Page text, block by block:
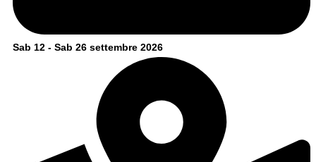
Sab 12 - Sab 26 settembre 2026